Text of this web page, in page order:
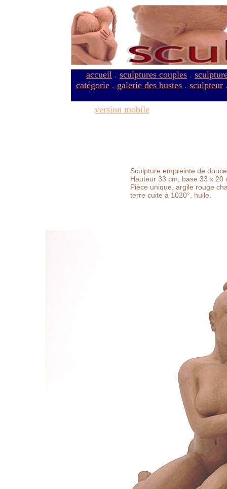
accueil . sculptures couples .
catégorie . galerie des bustes . sculpteur
version mobile
Sculpture empreinte de
Hauteur 33 cm, base 33 x 20
Pièce unique, argile rouge
terre cuite à 1020°, huile.